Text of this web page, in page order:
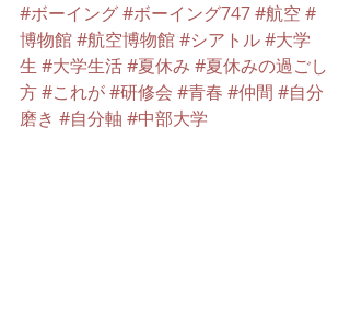
#ボーイング#ボーイング747#航空 #
博物館#航空博物館#シアトル#大学
生 #大学生活#夏休み #夏休みの過ごし
方#これが#研修会 #青春 #仲間 #自分
磨き #自分軸 #中部大学